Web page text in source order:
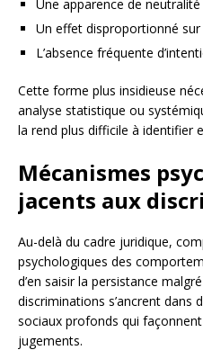
Une apparence de
Un effet disproportionné
L’absence fréquente
Cette forme plus insidieuse
analyse statistique ou
la rend plus difficile à identifier
Mécanismes
jacents aux
Au-delà du cadre juridique,
psychologiques des
d’en saisir la persistance
discriminations s’ancrent dans
sociaux profonds qui
jugements.